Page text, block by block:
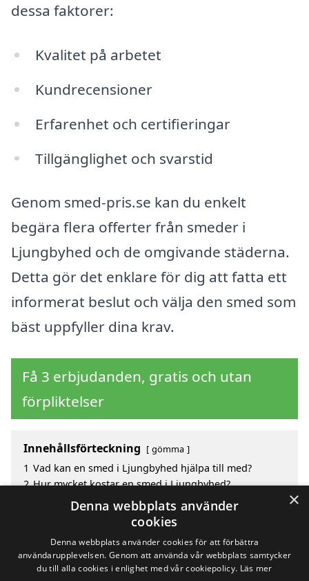
dessa faktorer:
Kvalitet på arbetet
Kundrecensioner
Erfarenhet och certifieringar
Tillgänglighet och svarstid
Genom smed-pris.se kan du enkelt
begära flera offerter från smeder i
Ljungbyhed och de omgivande städerna.
Detta gör det enklare för dig att fatta ett
informerat beslut och välja den smed som
bäst uppfyller dina krav.
Få 3 erbjudanden, gratis och utan
förpliktelser
Innehållsförteckning gömma
1 Vad kan en smed i Ljungbyhed hjälpa till med?
2 Hur mycket kostar en smed i Ljungbyhed?
Fördelar med att välja smed i Ljungbyhed
Sök efter en skicklig smed i de omgivande städerna
×
Denna webbplats använder
cookies
Denna webbplats använder cookies för att förbättra
användarupplevelsen. Genom att använda vår webbplats samtycker
du till alla cookies i enlighet med vår cookiepolicy. Läs mer